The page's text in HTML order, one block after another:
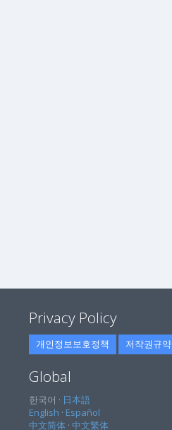
Privacy Policy
개인정보보호정책 저작권규약
Global
한국어 · 日本語
English · Español
中文简体 · 中文繁体